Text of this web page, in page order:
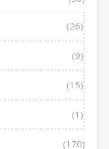
(26)
(9)
(15)
(1)
(170)